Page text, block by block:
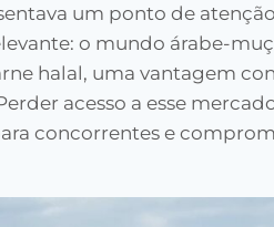
um ponto de
o mundo árabe-
halal, uma vantagem
acesso a esse
concorrentes e